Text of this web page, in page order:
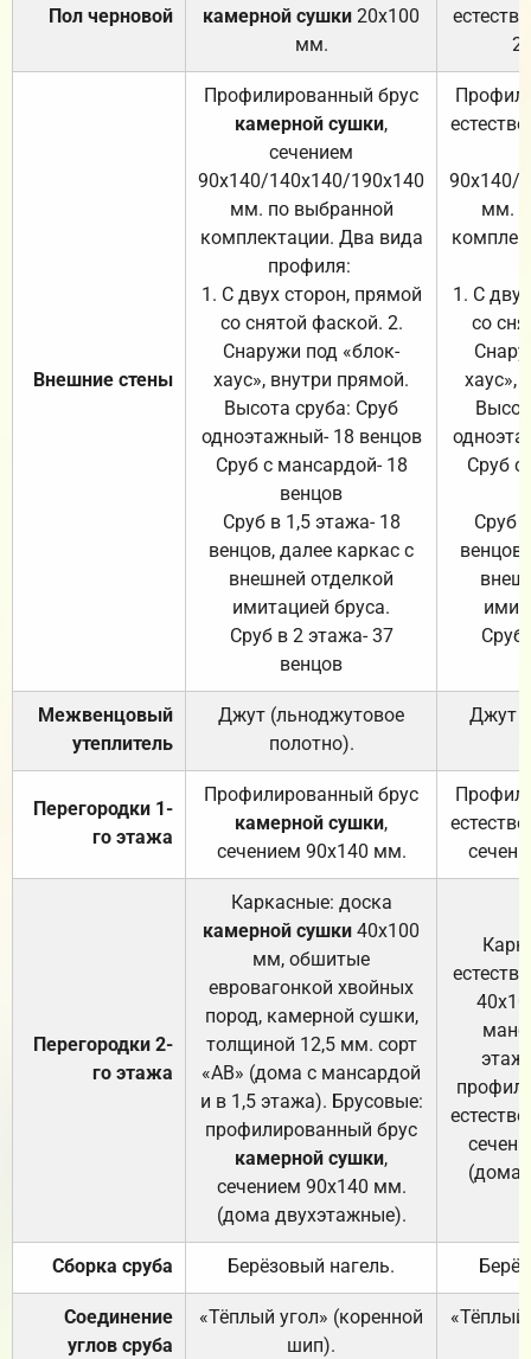
Пол черновой
камерной сушки 20х100
мм.
Внешние стены
Профилированный брус
камерной сушки,
сечением
90х140/140х140/190х140
мм. по выбранной
комплектации. Два вида
профиля:
1. С двух сторон, прямой
со снятой фаской. 2.
Снаружи под «блок-
хаус», внутри прямой.
Высота сруба: Сруб
одноэтажный- 18 венцов
Сруб с мансардой- 18
венцов
Сруб в 1,5 этажа- 18
венцов, далее каркас с
внешней отделкой
имитацией бруса.
Сруб в 2 этажа- 37
венцов
90х140/
мм.
1. С
со
хаус»,
Сруб с
Сруб
Сруб
Межвенцовый
утеплитель
Джут (льноджутовое
полотно).
Джут
Перегородки 1-
го этажа
Профилированный брус
камерной сушки,
сечением 90х140 мм.
Перегородки 2-
го этажа
Каркасные: доска
камерной сушки 40х100
мм, обшитые
евровагонкой хвойных
пород, камерной сушки,
толщиной 12,5 мм. сорт
«АВ» (дома с мансардой
и в 1,5 этажа). Брусовые:
профилированный брус
камерной сушки,
сечением 90х140 мм.
(дома двухэтажные).
(дома
Сборка сруба Берёзовый нагель.
Соединение
углов сруба
«Тёплый угол» (коренной
шип).
«Тёплый